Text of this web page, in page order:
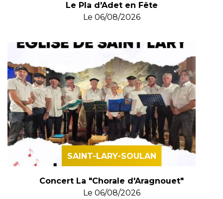
Le Pla d'Adet en Fête
Le 06/08/2026
SAINT-LARY-SOULAN
Concert La "Chorale d'Aragnouet"
Le 06/08/2026